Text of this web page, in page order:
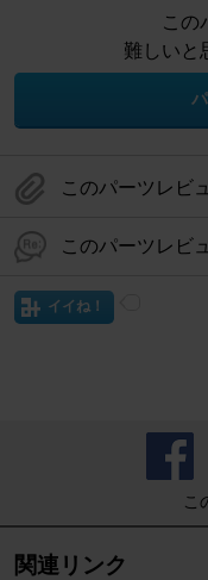
この
難しいと
このパーツレビ
このパーツレビ
イイね！
こ
関連リンク